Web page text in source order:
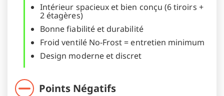
Intérieur spacieux et bien conçu (6 tiroirs +
2 étagères)
Bonne fiabilité et durabilité
Froid ventilé No-Frost = entretien minimum
Design moderne et discret
Points Négatifs